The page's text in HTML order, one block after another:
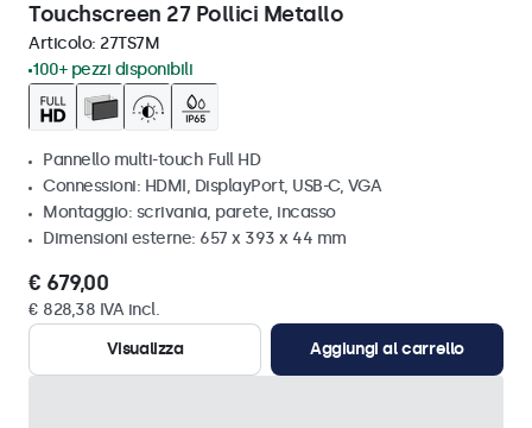
Touchscreen 27 Pollici Metallo
Articolo: 27TS7M
100+ pezzi disponibili
Pannello multi-touch Full HD
Connessioni: HDMI, DisplayPort, USB-C, VGA
Montaggio: scrivania, parete, incasso
Dimensioni esterne: 657 x 393 x 44 mm
€ 679,00
€ 828,38 IVA incl.
Visualizza
Aggiungi al carrello